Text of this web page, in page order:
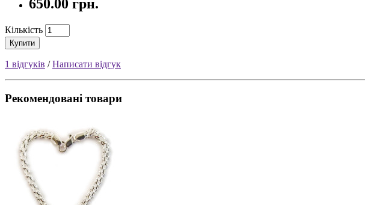
650.00 грн.
Кількість
Купити
1 відгуків /Написати відгук
Рекомендовані товари